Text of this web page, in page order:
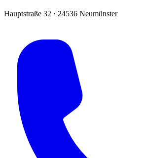
Hauptstraße 32 · 24536 Neumünster